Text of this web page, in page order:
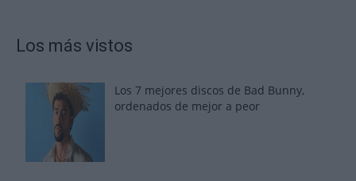
Los más vistos
Los 7 mejores discos de Bad Bunny,
ordenados de mejor a peor